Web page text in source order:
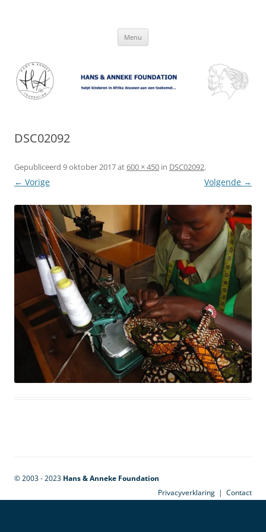
Menu
DSC02092
Gepubliceerd 9 oktober 2017at600 × 450 in DSC02092.
← Vorige Volgende →
© 2003 - 2023 Hans & Anneke Foundation
Privacyverklaring | Contact